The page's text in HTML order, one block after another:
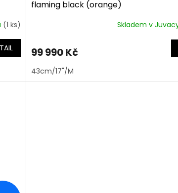
(1 ks)
flaming black (orange)
Skladem v
99 990 Kč
43cm/17"/M